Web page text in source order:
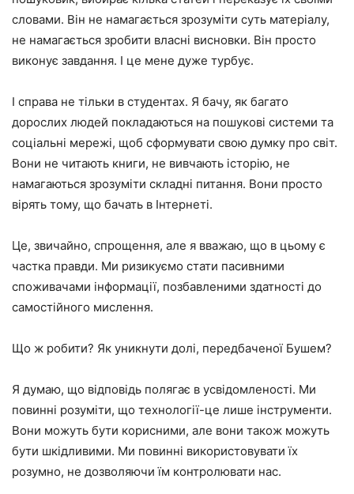
словами. Він не намагається зрозуміти суть матеріалу,
не намагається зробити власні висновки. Він просто
виконує завдання. І це мене дуже турбує.
І справа не тільки в студентах. Я бачу, як багато
дорослих людей покладаються на пошукові системи та
соціальні мережі, щоб сформувати свою думку про світ.
Вони не читають книги, не вивчають історію, не
намагаються зрозуміти складні питання. Вони просто
вірять тому, що бачать в Інтернеті.
Це, звичайно, спрощення, але я вважаю, що в цьому є
частка правди. Ми ризикуємо стати пасивними
споживачами інформації, позбавленими здатності до
самостійного мислення.
Що ж робити? Як уникнути долі, передбаченої Бушем?
Я думаю, що відповідь полягає в усвідомленості. Ми
повинні розуміти, що технології-це лише інструменти.
Вони можуть бути корисними, але вони також можуть
бути шкідливими. Ми повинні використовувати їх
розумно, не дозволяючи їм контролювати нас.